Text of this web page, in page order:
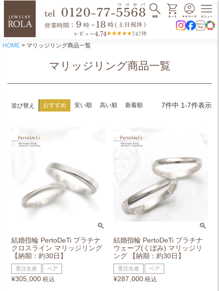
レビュー4.74 747件
HOME マリッジリング商品一覧
マリッジリング商品一覧
並び替え おすすめ 安い順 高い順 新着順 7件中 1-7件表示
結婚指輪 PertoDeTi プラチナ
クロスライン マリッジリング
【納期：約30日】
受注生産 ペア
¥305,000 税込
結婚指輪 PertoDeTi プラチナ
ウェーブ(くぼみ) マリッジリ
ング 【納期：約30日】
受注生産 ペア
¥287,000 税込